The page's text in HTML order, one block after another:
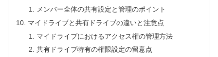
メンバー全体の共有設定と管理のポイント
マイドライブと共有ドライブの違いと注意点
マイドライブにおけるアクセス権の管理方法
共有ドライブ特有の権限設定の留意点